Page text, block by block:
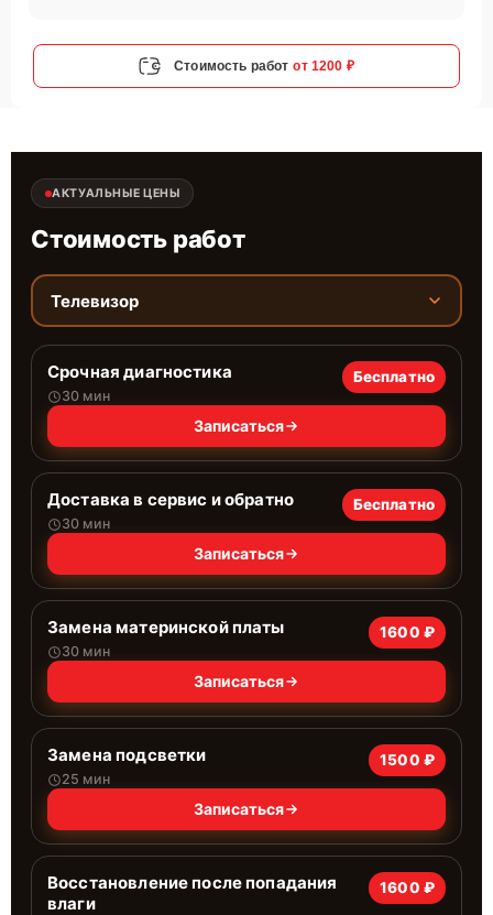
Стоимость работ от 1200 ₽
АКТУАЛЬНЫЕ ЦЕНЫ
Стоимость работ
Телевизор
Срочная диагностика
30 мин
Бесплатно
Записаться
Доставка в сервис и обратно
30 мин
Бесплатно
Записаться
Замена материнской платы
30 мин
1600 ₽
Записаться
Замена подсветки
25 мин
1500 ₽
Записаться
Восстановление после попадания
влаги
1600 ₽